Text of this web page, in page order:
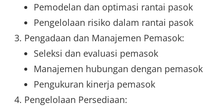
Pemodelan dan optimasi rantai pasok
Pengelolaan risiko dalam rantai pasok
Pengadaan dan Manajemen Pemasok:
Seleksi dan evaluasi pemasok
Manajemen hubungan dengan pemasok
Pengukuran kinerja pemasok
Pengelolaan Persediaan: